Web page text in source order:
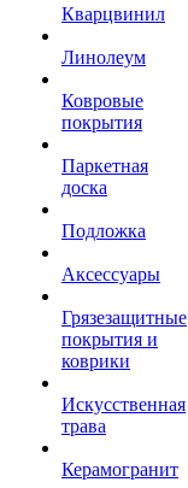
Кварцвинил
Линолеум
Ковровые
покрытия
Паркетная
доска
Подложка
Аксессуары
Грязезащитные
покрытия и
коврики
Искусственная
трава
Керамогранит